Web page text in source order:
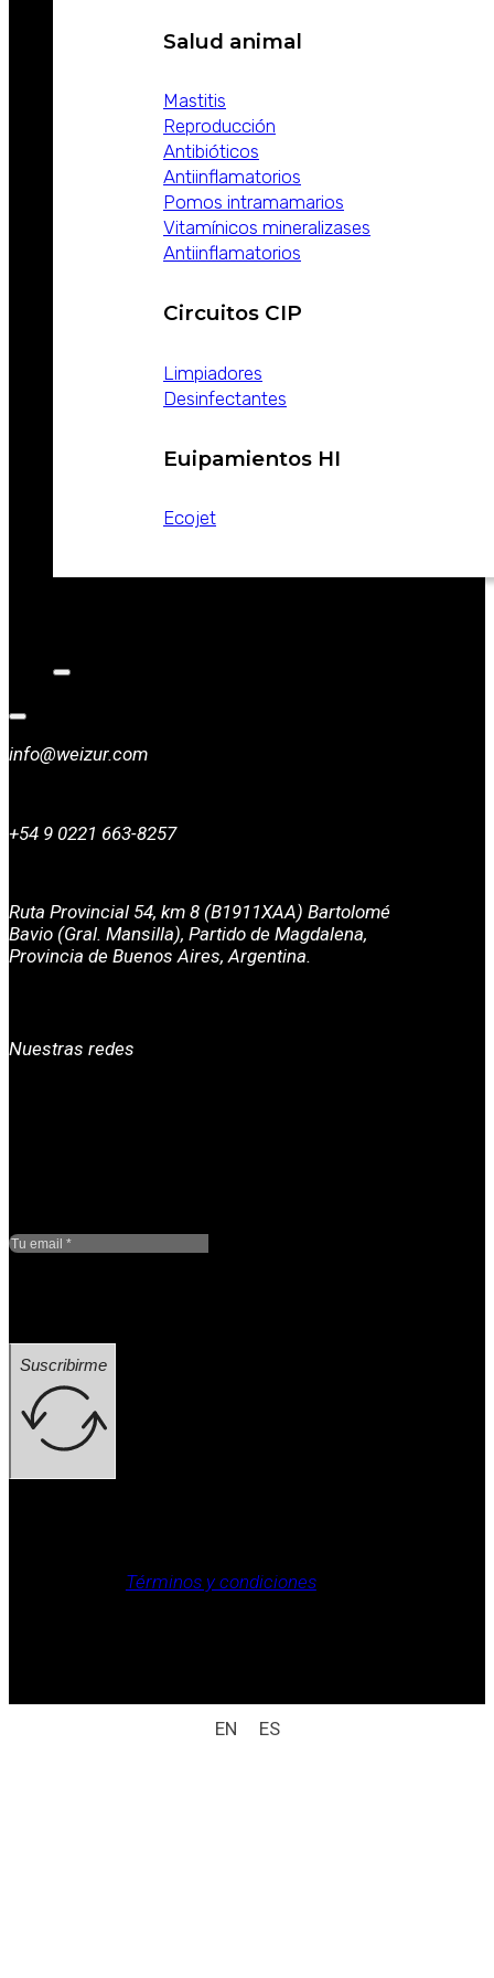
Salud animal
Mastitis
Reproducción
Antibióticos
Antiinflamatorios
Pomos intramamarios
Vitamínicos mineralizases
Antiinflamatorios
Circuitos CIP
Limpiadores
Desinfectantes
Euipamientos HI
Ecojet
info@weizur.com
+54 9 0221 663-8257
Ruta Provincial 54, km 8 (B1911XAA) Bartolomé
Bavio (Gral. Mansilla), Partido de Magdalena,
Provincia de Buenos Aires, Argentina.
Nuestras redes
Suscribirme
Términos y condiciones.
EN ES